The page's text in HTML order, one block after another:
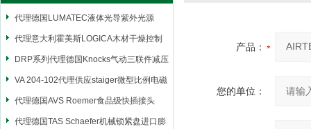
代理德国LUMATEC液体光导紫外光源
代理意大利霍美斯LOGICA木材干燥控制
仪
DRP系列代理德国Knocks气动三联件减压
阀
VA 204-102代理供应staiger微型比例电磁
阀
代理德国AVS Roemer食品级快插接头
代理德国TAS Schaefer机械锁紧盘进口膨
产品：
您的单位：